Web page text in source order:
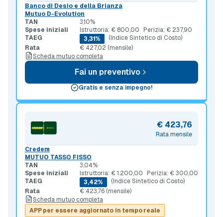
Banco di Desio e della Brianza
Mutuo D-Evolution
TAN
3,10%
Spese iniziali
Istruttoria: € 800,00
Perizia: € 237,90
TAEG
3,31%
(Indice Sintetico di Costo)
Rata
€ 427,02 (mensile)
Scheda mutuo completa
Fai un preventivo
Gratis e senza impegno!
Rata mensile
€ 423,76
Credem
MUTUO TASSO FISSO
TAN
3,04%
Spese iniziali
Istruttoria: € 1.200,00
Perizia: € 300,00
TAEG
3,42%
(Indice Sintetico di Costo)
Rata
€ 423,76 (mensile)
Scheda mutuo completa
APP per essere aggiornato in tempo reale